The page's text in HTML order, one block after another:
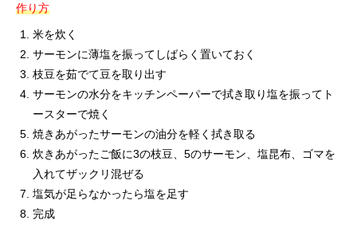
作り方
米を炊く
サーモンに薄塩を振ってしばらく置いておく
枝豆を茹でて豆を取り出す
サーモンの水分をキッチンペーパーで拭き取り塩を振ってト
ースターで焼く
焼きあがったサーモンの油分を軽く拭き取る
炊きあがったご飯に3の枝豆、5のサーモン、塩昆布、ゴマを
入れてザックリ混ぜる
塩気が足らなかったら塩を足す
完成